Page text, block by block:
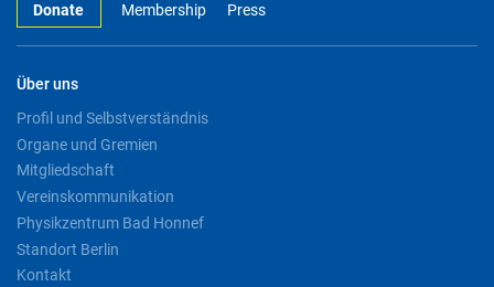
Donate Membership Press
Über uns
Profil und Selbstverständnis
Organe und Gremien
Mitgliedschaft
Vereinskommunikation
Physikzentrum Bad Honnef
Standort Berlin
Kontakt